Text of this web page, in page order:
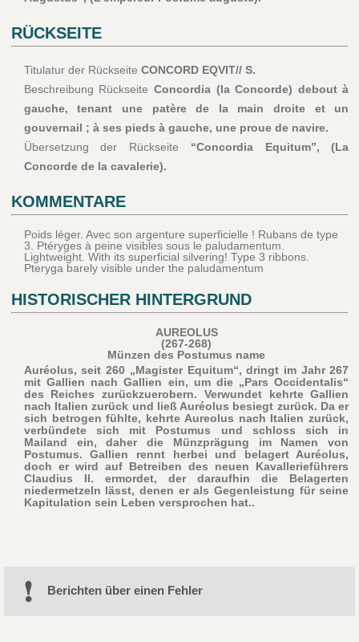
RÜCKSEITE
Titulatur der Rückseite CONCORD EQVIT// S.
Beschreibung Rückseite Concordia (la Concorde) debout à
gauche, tenant une patère de la main droite et un
gouvernail ; à ses pieds à gauche, une proue de navire.
Übersetzung der Rückseite “Concordia Equitum”, (La
Concorde de la cavalerie).
KOMMENTARE
Poids léger. Avec son argenture superficielle ! Rubans de type
3. Ptéryges à peine visibles sous le paludamentum.
Lightweight. With its superficial silvering! Type 3 ribbons.
Pteryga barely visible under the paludamentum
HISTORISCHER HINTERGRUND
AUREOLUS
(267-268)
Münzen des Postumus name
Auréolus, seit 260 „Magister Equitum“, dringt im Jahr 267
mit Gallien nach Gallien ein, um die „Pars Occidentalis“
des Reiches zurückzuerobern. Verwundet kehrte Gallien
nach Italien zurück und ließ Auréolus besiegt zurück. Da er
sich betrogen fühlte, kehrte Aureolus nach Italien zurück,
verbündete sich mit Postumus und schloss sich in
Mailand ein, daher die Münzprägung im Namen von
Postumus. Gallien rennt herbei und belagert Auréolus,
doch er wird auf Betreiben des neuen Kavallerieführers
Claudius II. ermordet, der daraufhin die Belagerten
niedermetzeln lässt, denen er als Gegenleistung für seine
Kapitulation sein Leben versprochen hat..
Berichten über einen Fehler